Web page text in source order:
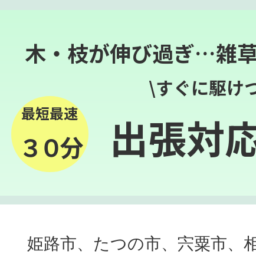
木・枝が伸び過ぎ…雑
最短最速
３０分
\すぐに駆け
出張対
姫路市、たつの市、宍粟市、